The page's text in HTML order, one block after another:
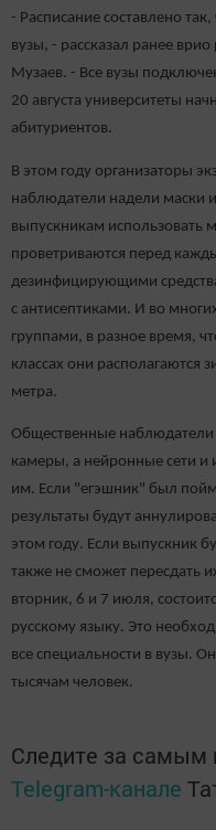
- Расписание составлено
вузы, - рассказал ранее
Музаев. - Все вузы
20 августа университеты
абитуриентов.
В этом году организаторы
наблюдатели надели маски
выпускникам использовать
проветриваются перед
дезинфицирующими
с антисептиками. И во
группами, в разное время,
классах они располагаются
метра.
Общественные наблюдатели
камеры, а нейронные сети и
им. Если "егэшник" был
результаты будут
этом году. Если выпускник
также не сможет пересдать
вторник, 6 и 7 июля,
русскому языку. Это
все специальности в вузы.
тысячам человек.
Следите за
Telegram-канале